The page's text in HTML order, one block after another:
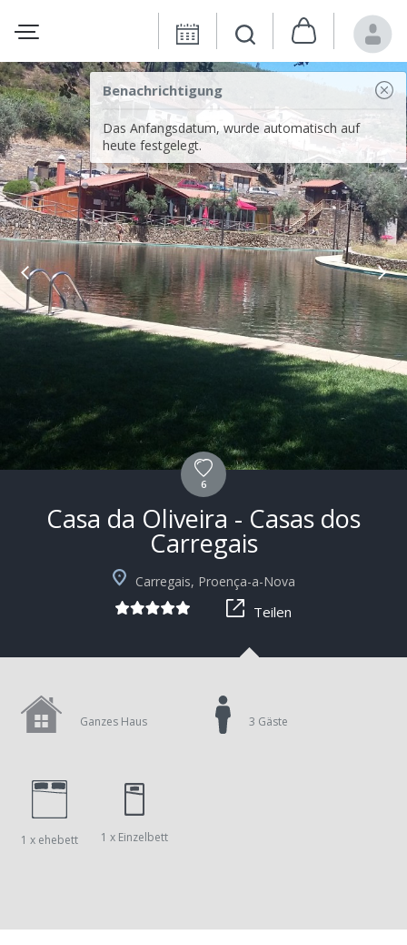
Benachrichtigung
Das Anfangsdatum, wurde automatisch auf
heute festgelegt.
6
Casa da Oliveira - Casas dos
Carregais
Carregais, Proença-a-Nova
Teilen
Ganzes Haus
1 x ehebett 1 x Einzelbett
3 Gäste